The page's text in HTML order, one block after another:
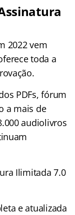
2022 vem
toda a
PDFs, fórum
a mais de
audiolivros
Ilimitada 7.0
e atualizada